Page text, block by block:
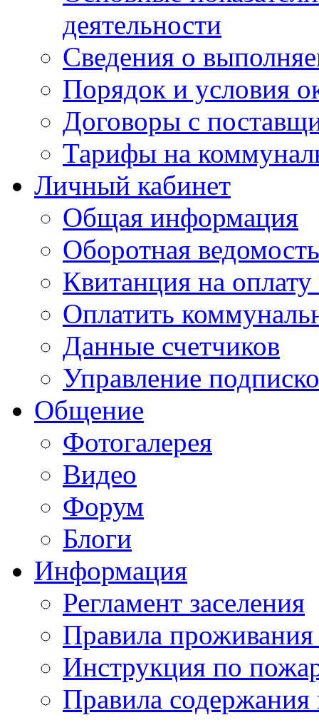
деятельности
Сведения о
Порядок и условия
Договоры с
Тарифы на
Личный кабинет
Общая информация
Оборотная ведомость
Квитанция на
Оплатить
Данные счетчиков
Управление
Общение
Фотогалерея
Видео
Форум
Блоги
Информация
Регламент заселения
Правила
Инструкция по
Правила